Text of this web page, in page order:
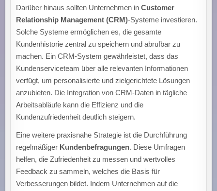
Darüber hinaus sollten Unternehmen inCustomer
Relationship Management (CRM)-Systeme investieren.
Solche Systeme ermöglichen es, die gesamte
Kundenhistorie zentral zu speichern und abrufbar zu
machen. Ein CRM-System gewährleistet, dass das
Kundenserviceteam über alle relevanten Informationen
verfügt, um personalisierte und zielgerichtete Lösungen
anzubieten. Die Integration von CRM-Daten in tägliche
Arbeitsabläufe kann die Effizienz und die
Kundenzufriedenheit deutlich steigern.
Eine weitere praxisnahe Strategie ist die Durchführung
regelmäßiger Kundenbefragungen. Diese Umfragen
helfen, die Zufriedenheit zu messen und wertvolles
Feedback zu sammeln, welches die Basis für
Verbesserungen bildet. Indem Unternehmen auf die